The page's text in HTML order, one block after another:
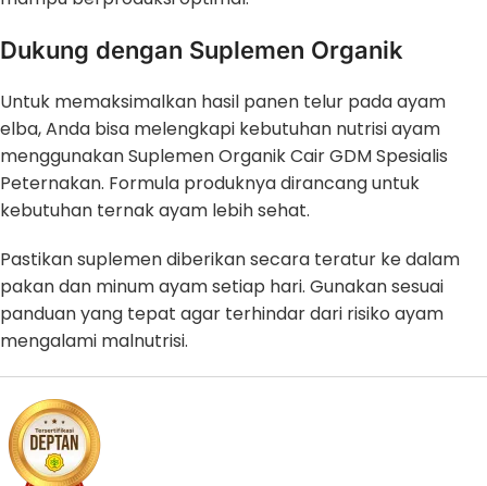
Dukung dengan Suplemen Organik
Untuk memaksimalkan hasil panen telur pada ayam
elba, Anda bisa melengkapi kebutuhan nutrisi ayam
menggunakan Suplemen Organik Cair GDM Spesialis
Peternakan. Formula produknya dirancang untuk
kebutuhan ternak ayam lebih sehat.
Pastikan suplemen diberikan secara teratur ke dalam
pakan dan minum ayam setiap hari. Gunakan sesuai
panduan yang tepat agar terhindar dari risiko ayam
mengalami malnutrisi.